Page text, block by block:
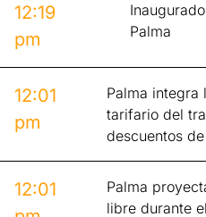
12:19
pm
Palma
12:01
pm
Palma integra
tarifario del
descuentos
12:01
Palma
libre durante